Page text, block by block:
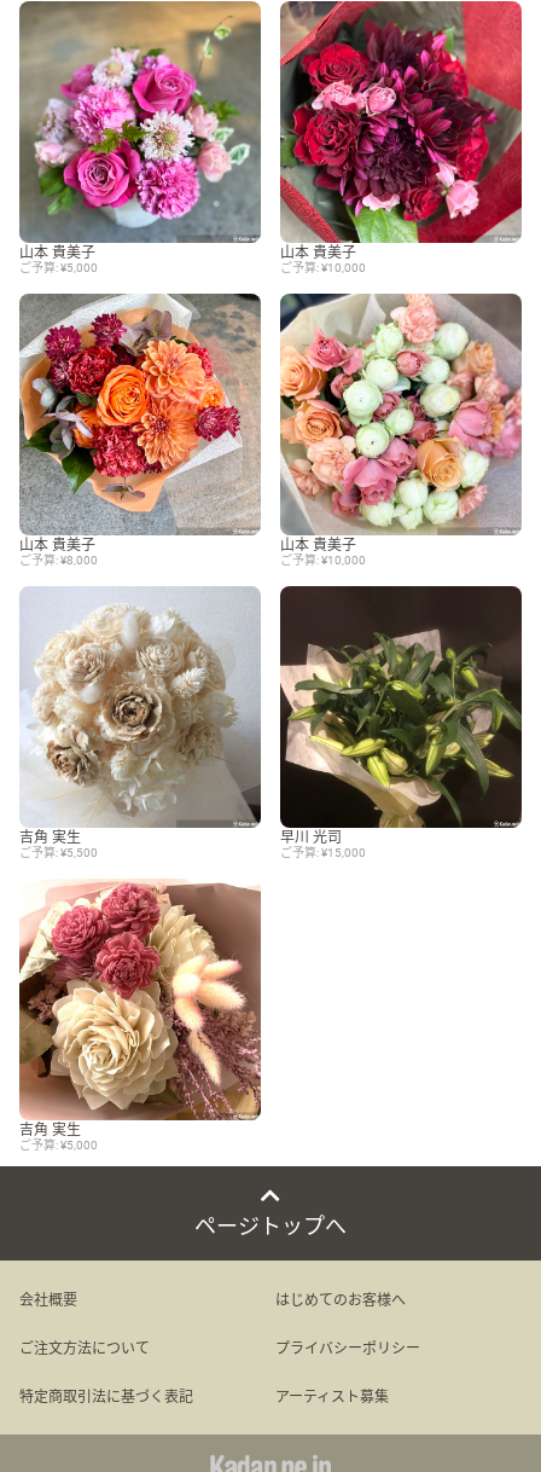
山本 貴美子
ご予算: ¥5,000
山本 貴美子
ご予算: ¥10,000
山本 貴美子
ご予算: ¥8,000
山本 貴美子
ご予算: ¥10,000
吉角 実生
ご予算: ¥5,500
早川 光司
ご予算: ¥15,000
吉角 実生
ご予算: ¥5,000
ページトップへ
会社概要 はじめてのお客様へ
ご注文方法について プライバシーポリシー
特定商取引法に基づく表記 アーティスト募集